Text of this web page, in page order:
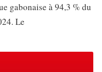
gabonaise à 94,3 % du
Le